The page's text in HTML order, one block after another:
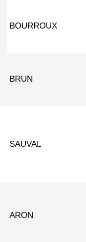
BOURROUX
BRUN
SAUVAL
ARON